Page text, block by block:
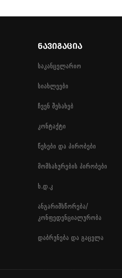
ᲜᲐᲕᲘᲒᲐᲪᲘᲐ
საკანცელარიო
სიახლეები
ჩვენ შესახებ
კონტაქტი
წესები და პირობები
მომსახურების პირობები
ხ.დ.კ
ანგარიშსწორება/
კონფედენციალურობა
დაბრუნება და გაცვლა